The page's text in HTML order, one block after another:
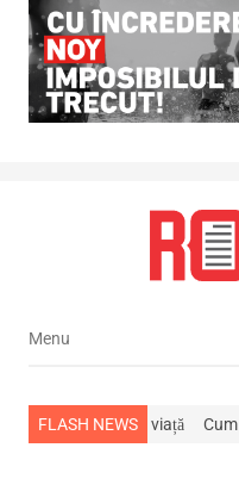
Menu
Menu
FLASH NEWS
s-a stins din viață Cum își